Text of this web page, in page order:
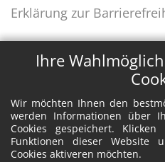
Ihre
Wir möchten Ihnen den
werden Informationen über
Cookies gespeichert.
Funktionen dieser Website
Cookies aktiveren möchten.
Erklärung zur